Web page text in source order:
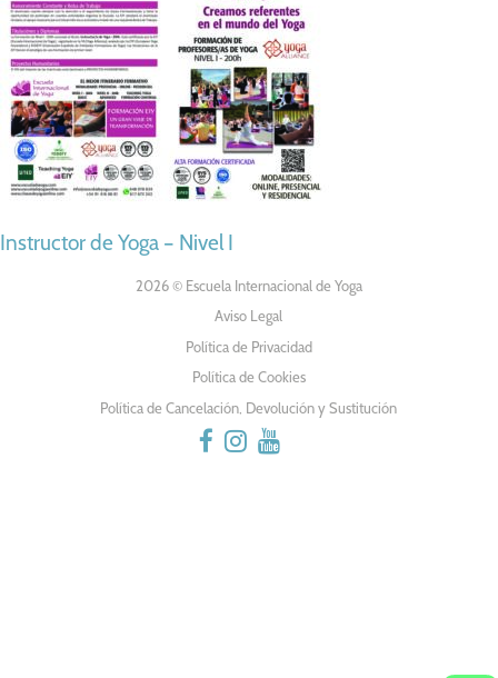
NAVEGACIÓN
ENTRADAS
Instructor de Yoga – Nivel I
2026 © Escuela Internacional de Yoga
Aviso Legal
Política de Privacidad
Política de Cookies
Política de Cancelación, Devolución y Sustitución